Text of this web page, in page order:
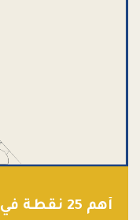
أهم 25 نقطة في رحلة الشركات الناشئة